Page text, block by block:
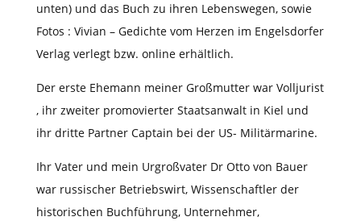
unten) und das Buch zu ihren Lebenswegen, sowie
Fotos : Vivian – Gedichte vom Herzen im Engelsdorfer
Verlag verlegt bzw. online erhältlich.
Der erste Ehemann meiner Großmutter war Volljurist
, ihr zweiter promovierter Staatsanwalt in Kiel und
ihr dritte Partner Captain bei der US- Militärmarine.
Ihr Vater und mein Urgroßvater Dr Otto von Bauer
war russischer Betriebswirt, Wissenschaftler der
historischen Buchführung, Unternehmer,